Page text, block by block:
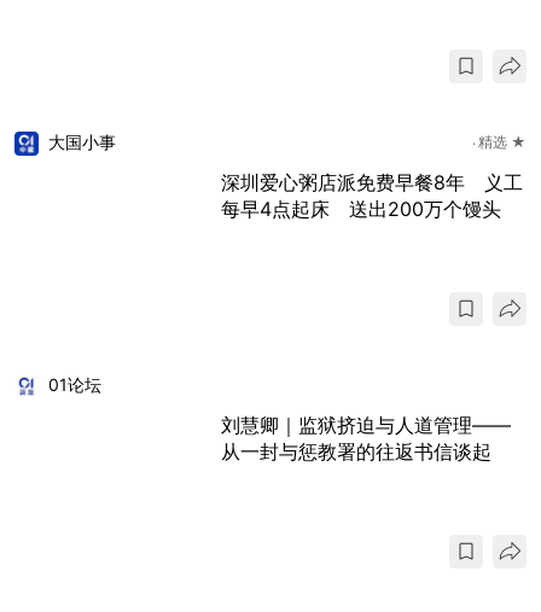
大国小事 精选 ★
深圳爱心粥店派免费早餐8年 义工
每早4点起床 送出200万个馒头
01论坛
刘慧卿｜监狱挤迫与人道管理——
从一封与惩教署的往返书信谈起